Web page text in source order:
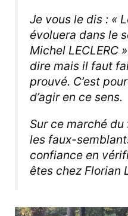
Je vous le dis : «
évoluera dans le
Michel LECLERC
dire mais il faut
prouvé. C’est
d’agir en ce sens.
Sur ce marché
les faux-
confiance en
êtes chez Florian